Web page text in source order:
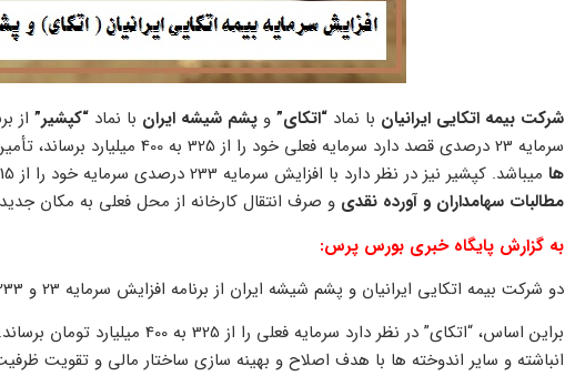
شرکت بیمه اتکایی ایرانیان با نماد “اتکای” و پشم شیشه ایران با نماد “کپشیر” از
سرمایه 23 درصدی قصد دارد سرمایه فعلی خود را از 325 به 400 میلیارد برساند، تأمین مالی این شرکت از محل
ها میباشد. کپشیر نیز در نظر دارد با افزایش سرمایه 233 درصدی سرمایه خود را از 15 به 50 میلیارد برساند که تأمین مالی شرکت از
مطالبات سهامداران و آورده نقدی و صرف انتقال کارخانه از محل فعلی به مکان
به گزارش پایگاه خبری بورس پرس:
دو شرکت بیمه اتکایی ایرانیان و پشم شیشه ایران از برنامه افزایش سرمایه 23 و 233 درصدی از سه محل خبر دادند.
براین اساس، “اتکای” در نظر دارد
انباشته و سایر اندوخته ها با هدف اصلاح و بهینه سازی ساختار مالی و تقویت